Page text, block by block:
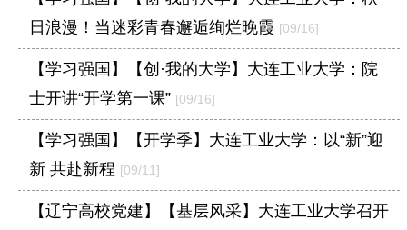
日浪漫！当迷彩青春邂逅绚烂晚霞 [09/16]
【学习强国】【创·我的大学】大连工业大学：院
士开讲“开学第一课” [09/16]
【学习强国】【开学季】大连工业大学：以“新”迎
新 共赴新程 [09/11]
【辽宁高校党建】【基层风采】大连工业大学召开